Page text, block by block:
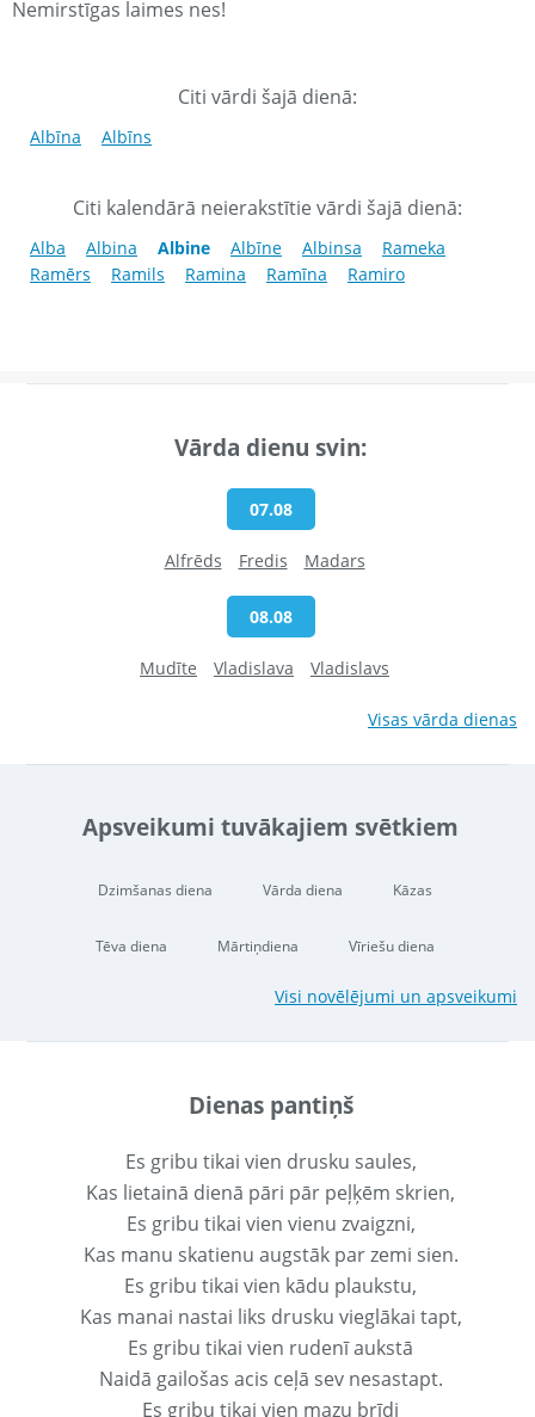
Nemirstīgas laimes nes!
Citi vārdi šajā dienā:
Albīna Albīns
Citi kalendārā neierakstītie vārdi šajā dienā:
Alba Albina Albine Albīne Albinsa
Rameka
Ramērs
Ramils Ramina Ramīna Ramiro
Vārda dienu svin:
07.08
Alfrēds Fredis Madars
08.08
Mudīte Vladislava Vladislavs
Visas vārda dienas
Apsveikumi tuvākajiem svētkiem
Dzimšanas diena Vārda diena Kāzas
Tēva diena Mārtiņdiena Vīriešu diena
Visi novēlējumi un apsveikumi
Dienas pantiņš
Es gribu tikai vien drusku saules,
Kas lietainā dienā pāri pār peļķēm skrien,
Es gribu tikai vien vienu zvaigzni,
Kas manu skatienu augstāk par zemi sien.
Es gribu tikai vien kādu plaukstu,
Kas manai nastai liks drusku vieglākai tapt,
Es gribu tikai vien rudenī aukstā
Naidā gailošas acis ceļā sev nesastapt.
Es gribu tikai vien mazu brīdi